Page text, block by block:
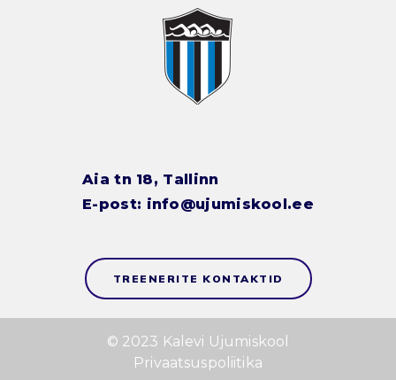
Aia tn 18, Tallinn
E-post: info@ujumiskool.ee
TREENERITE KONTAKTID
© 2023 Kalevi Ujumiskool
Privaatsuspoliitika